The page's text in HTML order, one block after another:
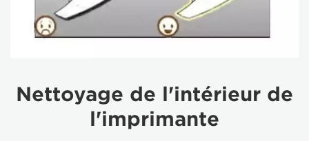
Nettoyage de l'intérieur de
l'imprimante